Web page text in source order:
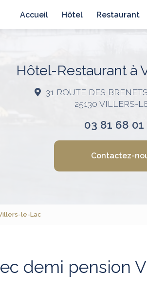
Accueil
Hôtel Restaurant
Hôtel-Restaurant à
31 ROUTE DES
25130 VILLERS-
03 81 68 01
Contactez-
le-Lac
demi pension